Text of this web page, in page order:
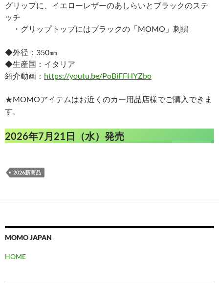
グリップに、イエローレザーのあしらいとブラックのステ
ッチ
・グリップトップにはブラックの「MOMO」刺繍
◆外径：350㎜
◆生産国：イタリア
紹介動画： https://youtu.be/PoBiFFHYZbo
★MOMOアイテムはお近くのカー用品店様でご購入できま
す。
2026年7月21日（水）発売
2026新商品
MOMO JAPAN
HOME